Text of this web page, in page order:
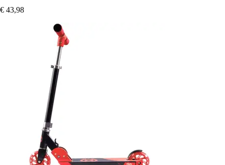
€ 43,98